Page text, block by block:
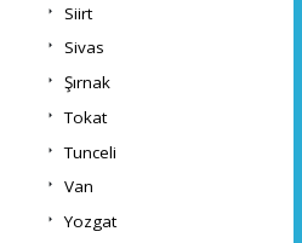
Siirt
Sivas
Şırnak
Tokat
Tunceli
Van
Yozgat